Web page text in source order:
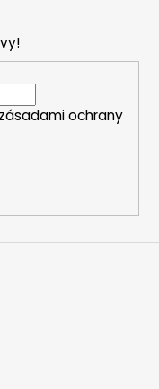
zásadami ochrany